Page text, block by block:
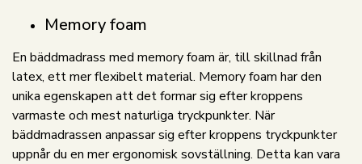
Memory foam
En bäddmadrass med memory foam är, till skillnad från
latex, ett mer flexibelt material. Memory foam har den
unika egenskapen att det formar sig efter kroppens
varmaste och mest naturliga tryckpunkter. När
bäddmadrassen anpassar sig efter kroppens tryckpunkter
uppnår du en mer ergonomisk sovställning. Detta kan vara